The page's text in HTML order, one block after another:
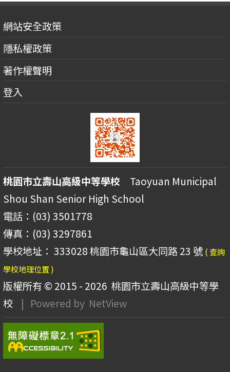
網站安全政策
隱私權政策
著作權聲明
登入
桃園市立壽山高級中等學校 Taoyuan Municipal
Shou Shan Senior High School
電話：(03) 3501778
傳真：(03) 3297861
學校地址： 333028 桃園市龜山區大同路 23 號 ( 查詢
學校地理位置 )
版權所有 © 2015 - 2026 桃園市立壽山高級中等學
校
| Powered by NetView